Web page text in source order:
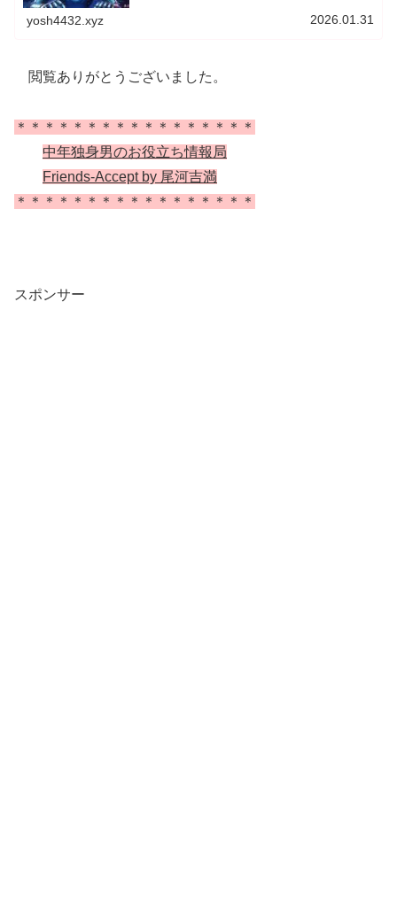
yosh4432.xyz 2026.01.31
閲覧ありがとうございました。
＊＊＊＊＊＊＊＊＊＊＊＊＊＊＊＊＊
中年独身男のお役立ち情報局
Friends-Accept by 尾河吉満
＊＊＊＊＊＊＊＊＊＊＊＊＊＊＊＊＊
スポンサー